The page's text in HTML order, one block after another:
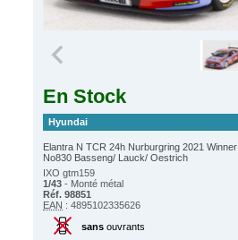
En Stock
Hyundai
Elantra N TCR 24h Nurburgring 2021 Winner
No830 Basseng/ Lauck/ Oestrich
IXO gtm159
1/43 - Monté métal
Réf. 98851
EAN : 4895102335626
sansouvrants